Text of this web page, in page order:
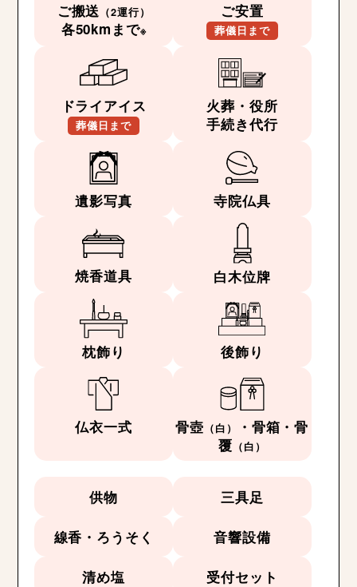
ご搬送 （2運行）
各50kmまで※
ご安置
葬儀日まで
ドライアイス
葬儀日まで
火葬・役所
手続き代行
遺影写真 寺院仏具
焼香道具 白木位牌
枕飾り 後飾り
仏衣一式 骨壺 （白）
・骨箱・骨
覆 （白）
供物 三具足
線香・ろうそく 音響設備
清め塩 受付セット